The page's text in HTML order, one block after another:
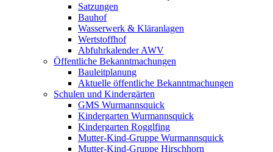
Satzungen
Bauhof
Wasserwerk & Kläranlagen
Wertstoffhof
Abfuhrkalender AWV
Öffentliche Bekanntmachungen
Bauleitplanung
Aktuelle öffentliche Bekanntmachungen
Schulen und Kindergärten
GMS Wurmannsquick
Kindergarten Wurmannsquick
Kindergarten Rogglfing
Mutter-Kind-Gruppe Wurmannsquick
Mutter-Kind-Gruppe Hirschhorn